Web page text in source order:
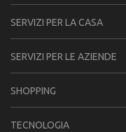
SERVIZI PER LA CASA
SERVIZI PER LE AZIENDE
SHOPPING
TECNOLOGIA